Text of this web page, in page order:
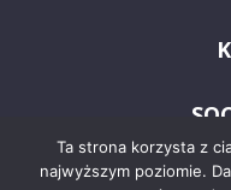
Ta strona korzysta z
najwyższym poziomie.